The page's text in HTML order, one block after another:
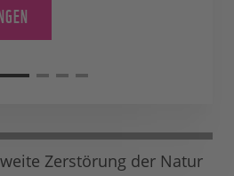
Zerstörung der Natur